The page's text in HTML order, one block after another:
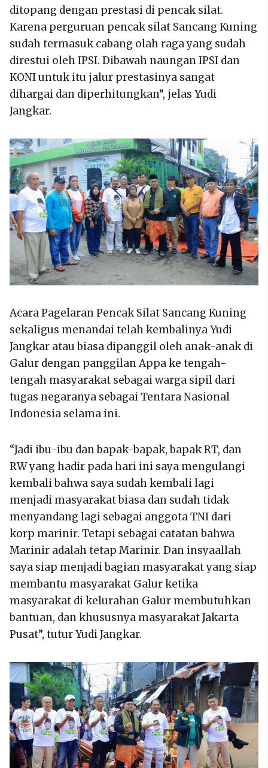
ditopang dengan prestasi di pencak silat.
Karena perguruan pencak silat Sancang Kuning
sudah termasuk cabang olah raga yang sudah
direstui oleh IPSI. Dibawah naungan IPSI dan
KONI untuk itu jalur prestasinya sangat
dihargai dan diperhitungkan”, jelas Yudi
Jangkar.
Acara Pagelaran Pencak Silat Sancang Kuning
sekaligus menandai telah kembalinya Yudi
Jangkar atau biasa dipanggil oleh anak-anak di
Galur dengan panggilan Appa ke tengah-
tengah masyarakat sebagai warga sipil dari
tugas negaranya sebagai Tentara Nasional
Indonesia selama ini.
“Jadi ibu-ibu dan bapak-bapak, bapak RT, dan
RW yang hadir pada hari ini saya mengulangi
kembali bahwa saya sudah kembali lagi
menjadi masyarakat biasa dan sudah tidak
menyandang lagi sebagai anggota TNI dari
korp marinir. Tetapi sebagai catatan bahwa
Marinir adalah tetap Marinir. Dan insyaallah
saya siap menjadi bagian masyarakat yang siap
membantu masyarakat Galur ketika
masyarakat di kelurahan Galur membutuhkan
bantuan, dan khususnya masyarakat Jakarta
Pusat”, tutur Yudi Jangkar.